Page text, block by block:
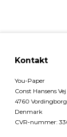
Kontakt
You-Paper
Const Hansens Vej
4760 Vordingborg
Denmark
CVR-nummer: